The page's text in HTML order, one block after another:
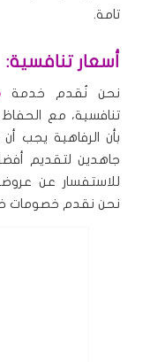
تامة.
أسعار تنافسية:
نحن نُقدم خدمة
تنافسية، مع
بأن الرفاهية يجب
جاهدين لتقديم
للاستفسار عن
نحن نقدم خصومات